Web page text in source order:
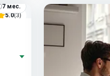
5.0(3)
7 мес.